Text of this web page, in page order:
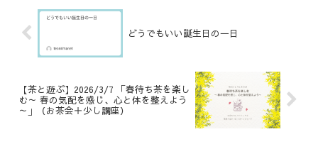
っている。数年前にお声掛けいた
だき本番前の試作、打合せなど
に...
どうでもいい誕生日の一日
【茶と遊ぶ】2026/3/7 「春待ち茶を楽し
む～ 春の気配を感じ、心と体を整えよう
～」（お茶会＋少し講座）